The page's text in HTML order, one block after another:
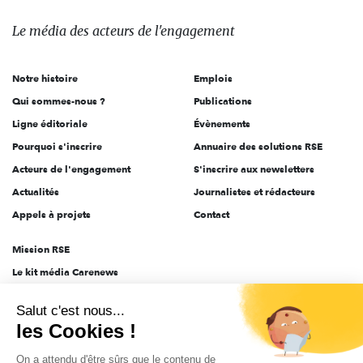
des
l'engagement
Le média des acteurs de l'engagement
Notre histoire
Qui sommes-nous ?
Ligne éditoriale
Pourquoi s'inscrire
Acteurs de l'engagement
Actualités
Appels à projets
Emplois
Publications
Évènements
Annuaire des solutions RSE
S'inscrire aux newsletters
Journalistes et rédacteurs
Contact
Mission RSE
Le kit média Carenews
AEF info
Novethic
Salut c'est nous...
les Cookies !
On a attendu d'être sûrs que le contenu de